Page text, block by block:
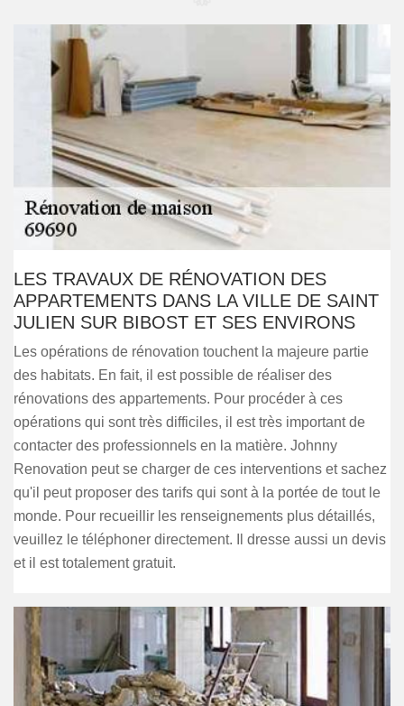
LES TRAVAUX DE RÉNOVATION DES
APPARTEMENTS DANS LA VILLE DE SAINT
JULIEN SUR BIBOST ET SES ENVIRONS
Les opérations de rénovation touchent la majeure partie
des habitats. En fait, il est possible de réaliser des
rénovations des appartements. Pour procéder à ces
opérations qui sont très difficiles, il est très important de
contacter des professionnels en la matière. Johnny
Renovation peut se charger de ces interventions et sachez
qu'il peut proposer des tarifs qui sont à la portée de tout le
monde. Pour recueillir les renseignements plus détaillés,
veuillez le téléphoner directement. Il dresse aussi un devis
et il est totalement gratuit.